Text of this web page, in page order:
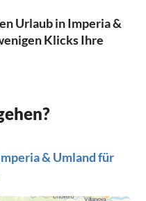
Urlaub in Imperia &
Klicks Ihre
& Umland für